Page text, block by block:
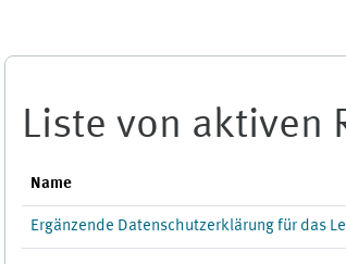
Liste von aktiven
Name
Ergänzende Datenschutzerklärung für das